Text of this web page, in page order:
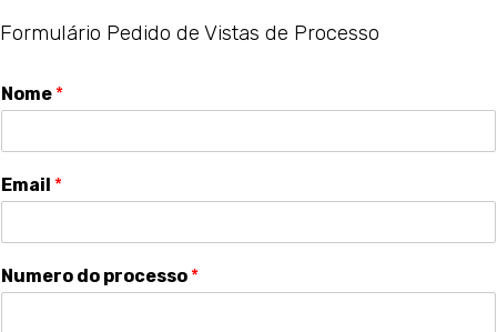
Formulário Pedido de Vistas de Processo
Nome *
Email *
Numero do processo *